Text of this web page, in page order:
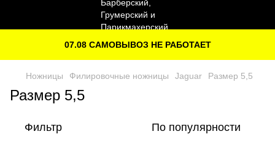
07.08 САМОВЫВОЗ НЕ РАБОТАЕТ
Ножницы Филировочные ножницы Jaguar Размер 5,5
Размер 5,5
Фильтр По популярности